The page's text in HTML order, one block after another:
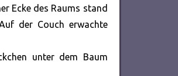
Ecke des Raums stand
der Couch erwachte
unter dem Baum